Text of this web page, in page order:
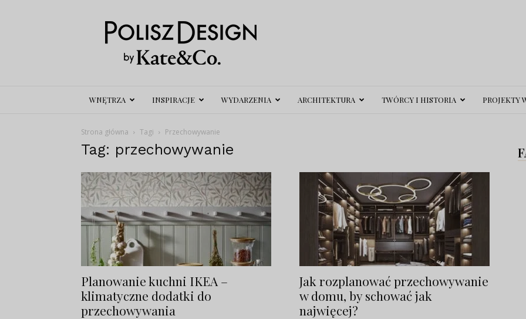
Polisz
Design
WNĘTRZA INSPIRACJE WYDARZENIA ARCHITEKTURA TWÓRCY I HISTORIA PROJEKTY
Strona główna Tagi Przechowywanie
Tag: przechowywanie
Planowanie kuchni IKEA –
klimatyczne dodatki do
przechowywania
Jak rozplanować przechowywanie
w domu, by schować jak
najwięcej?